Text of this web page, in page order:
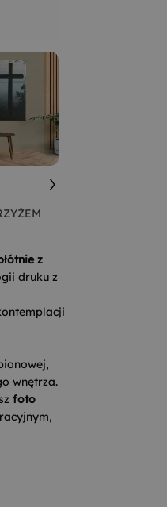
z
druku z
wnętrza.
foto